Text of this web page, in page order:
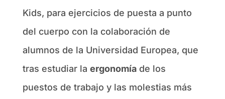
Kids, para ejercicios de puesta a punto
del cuerpo con la colaboración de
alumnos de la Universidad Europea, que
tras estudiar la ergonomíade los
puestos de trabajo y las molestias más